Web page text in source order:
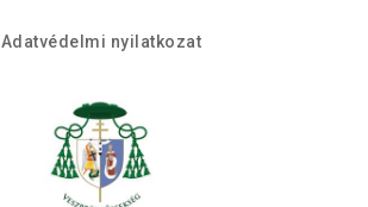
Adatvédelmi nyilatkozat